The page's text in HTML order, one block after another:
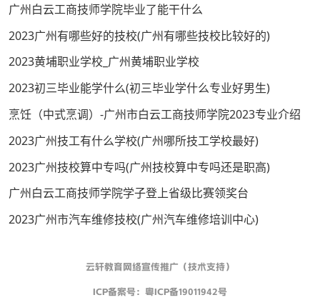
广州白云工商技师学院毕业了能干什么
2023广州有哪些好的技校(广州有哪些技校比较好的)
2023黄埔职业学校_广州黄埔职业学校
2023初三毕业能学什么(初三毕业学什么专业好男生)
烹饪（中式烹调）-广州市白云工商技师学院2023专业介绍
2023广州技工有什么学校(广州哪所技工学校最好)
2023广州技校算中专吗(广州技校算中专吗还是职高)
广州白云工商技师学院学子登上省级比赛领奖台
2023广州市汽车维修技校(广州汽车维修培训中心)
云轩教育网络宣传推广（技术支持）
ICP备案号： 粤ICP备19011942号